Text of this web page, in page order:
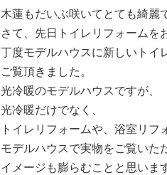
木蓮もだいぶ咲いてとても綺麗
さて、先日トイレリフォームを
丁度モデルハウスに新しいトイ
ご覧頂きました。
光冷暖のモデルハウスですが、
光冷暖だけでなく、
トイレリフォームや、浴室リフ
モデルハウスで実物をご覧いた
イメージも膨らむことと思いま